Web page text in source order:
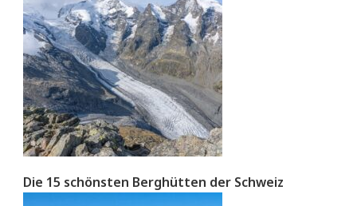
Die 15 schönsten Berghütten der Schweiz